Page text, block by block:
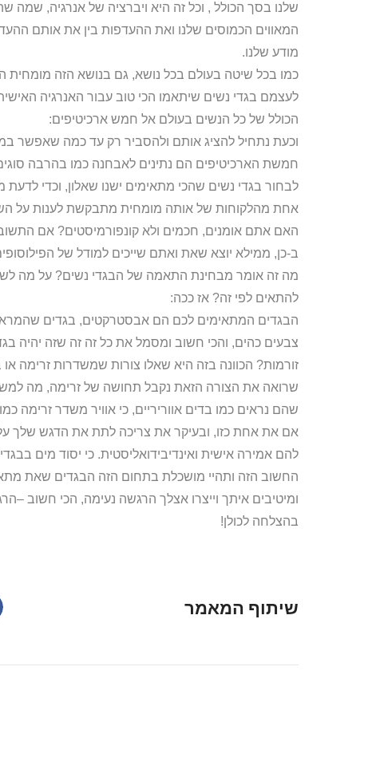
שלנו בסך הכולל , וכל זה היא ויברציה של אנרגיה,
המאווים הכמוסים שלנו ואת ההעדפות בין את אותם
מודע שלנו.
כמו בכל שיטה בעולם בכל נושא, גם בנושא הזה מומחית
לעצמם בגדי נשים שיתאמו הכי טוב עבור האנרגיה
הכולל של כל הנשים בעולם אל חמש ארכיטיפים:
וכעת נתחיל להציג אותם ולהסביר רק עד כמה שאפשר
חמשת הארכיטיפים הם נתינים לאבחנה כמו בהרבה
לבחור בגדי נשים שהכי מתאימים ישנו שאלון, וכדי
אחת מהלקוחות של אותה מומחית מתבקשת לענות על
האם אתם אומנים, חכמים ולא קונפורמיסטים? אם
ב-כן, ממילא יוצא שאת ואתם שייכים למודל של
מה זה אומר מבחינת התאמה של הבגדי נשים? על מה
להתאים לפי זה? אז ככה:
הבגדים המתאימים לכם הם אבסטרקטים, בגדים
צבעים כהים, והכי חשוב ומסמל את כל זה זה שזה יהיה
זורמות? הכוונה בזה היא שאלו צורות שמשדרות זרימה
שרואה את הצורה הזאת נקבל תחושה של זרימה, מה
שהם נראים כמו בדים אווריריים, כי אוויר משדר זרימה
אם את אחת כזו, ובעיקר את צריכה לתת את הדגש שלך על
להם אמירה אישית ואינדיבידואליסטית. כי יסוד מים
החשוב הזה ותהיי מושכלת בתחום הזה הבגדים שאת
ומיטיבים איתך וייצרו אצלך הרגשה נעימה, הכי חשוב
בהצלחה לכולן!
שיתוף המאמר